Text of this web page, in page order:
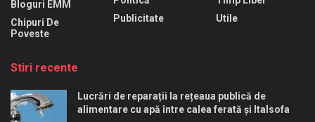
Bloguri EMM
Chipuri De
Poveste
Publicitate
Utile
Stiri recente
Lucrări de reparații la rețeaua publică de
alimentare cu apă între calea ferată și Italsofa